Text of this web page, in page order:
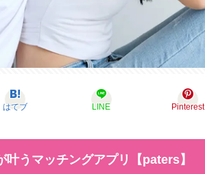
はてブ LINE Pinterest
叶うマッチングアプリ【paters】